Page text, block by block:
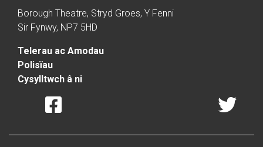
Borough Theatre, Stryd Groes, Y Fenni
Sir Fynwy, NP7 5HD
Telerau ac Amodau
Polisïau
Cysylltwch â ni